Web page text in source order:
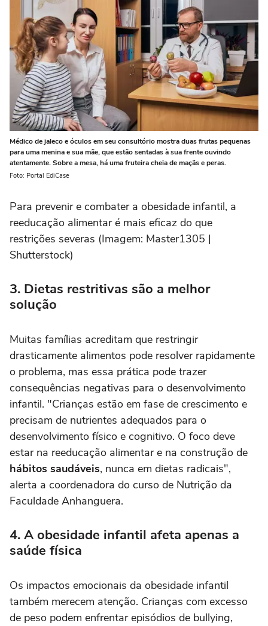
Médico de jaleco e óculos em seu consultório mostra duas frutas pequenas
para uma menina e sua mãe, que estão sentadas à sua frente ouvindo
atentamente. Sobre a mesa, há uma fruteira cheia de maçãs e peras.
Foto: Portal EdiCase
Para prevenir e combater a obesidade infantil, a
reeducação alimentar é mais eficaz do que
restrições severas (Imagem: Master1305 |
Shutterstock)
3. Dietas restritivas são a melhor
solução
Muitas famílias acreditam que restringir
drasticamente alimentos pode resolver rapidamente
o problema, mas essa prática pode trazer
consequências negativas para o desenvolvimento
infantil. "Crianças estão em fase de crescimento e
precisam de nutrientes adequados para o
desenvolvimento físico e cognitivo. O foco deve
estar na reeducação alimentar e na construção de
hábitos saudáveis, nunca em dietas radicais",
alerta a coordenadora do curso de Nutrição da
Faculdade Anhanguera.
4. A obesidade infantil afeta apenas a
saúde física
Os impactos emocionais da obesidade infantil
também merecem atenção. Crianças com excesso
de peso podem enfrentar episódios de bullying,